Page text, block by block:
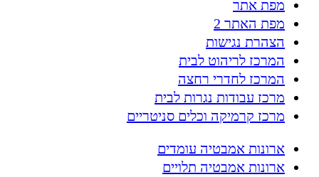
מפת אתר
מפת האתר 2
הצהרת נגישות
המרכז לריהוט לבית
המרכז לחדרי רחצה
מרכז עבודות נגרות לבית
מרכז קרמיקה וכלים סניטריים
ארונות אמבטיה עומדים
ארונות אמבטיה תלויים